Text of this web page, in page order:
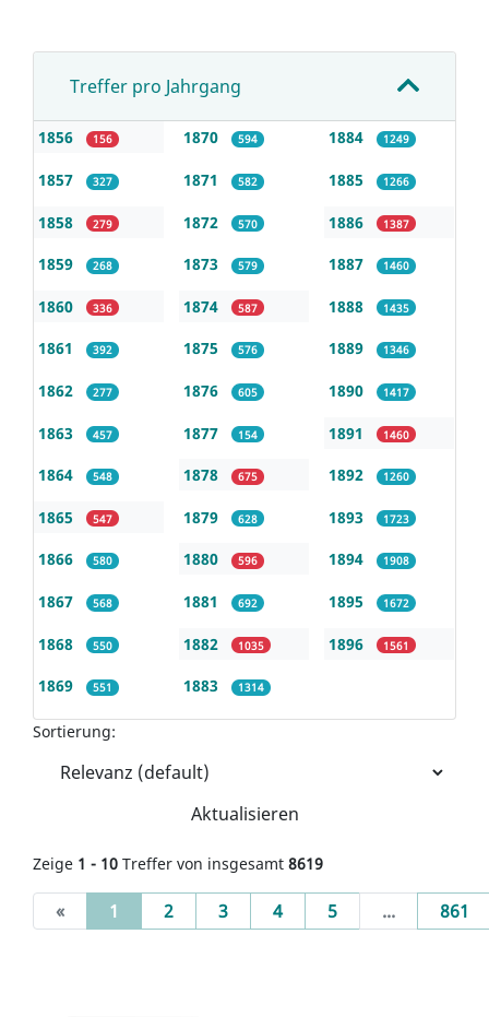
Treffer pro Jahrgang
1856 156
1857 327
1858 279
1859 268
1860 336
1861 392
1862 277
1863 457
1864 548
1865 547
1866 580
1867 568
1868 550
1869 551
1870 594
1871 582
1872 570
1873 579
1874 587
1875 576
1876 605
1877 154
1878 675
1879 628
1880 596
1881 692
1882 1035
1883 1314
1884 1249
1885 1266
1886 1387
1887 1460
1888 1435
1889 1346
1890 1417
1891 1460
1892 1260
1893 1723
1894 1908
1895 1672
1896 1561
Sortierung:
Aktualisieren
Zeige 1 - 10 Treffer von insgesamt 8619
« 1 (current)
2 3 4 5 ... 861